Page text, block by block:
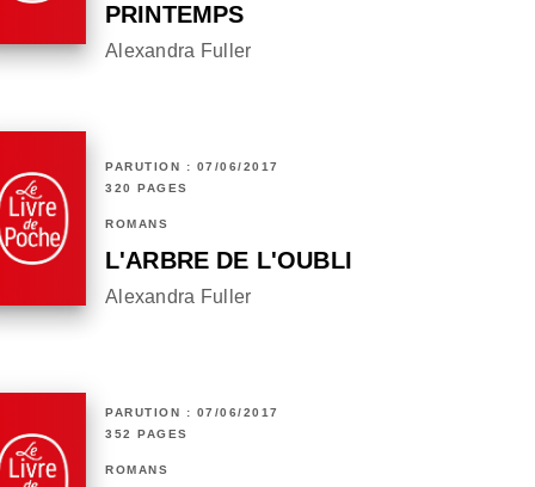
PRINTEMPS
Alexandra Fuller
PARUTION : 07/06/2017
320 PAGES
ROMANS
L'ARBRE DE L'OUBLI
Alexandra Fuller
PARUTION : 07/06/2017
352 PAGES
ROMANS